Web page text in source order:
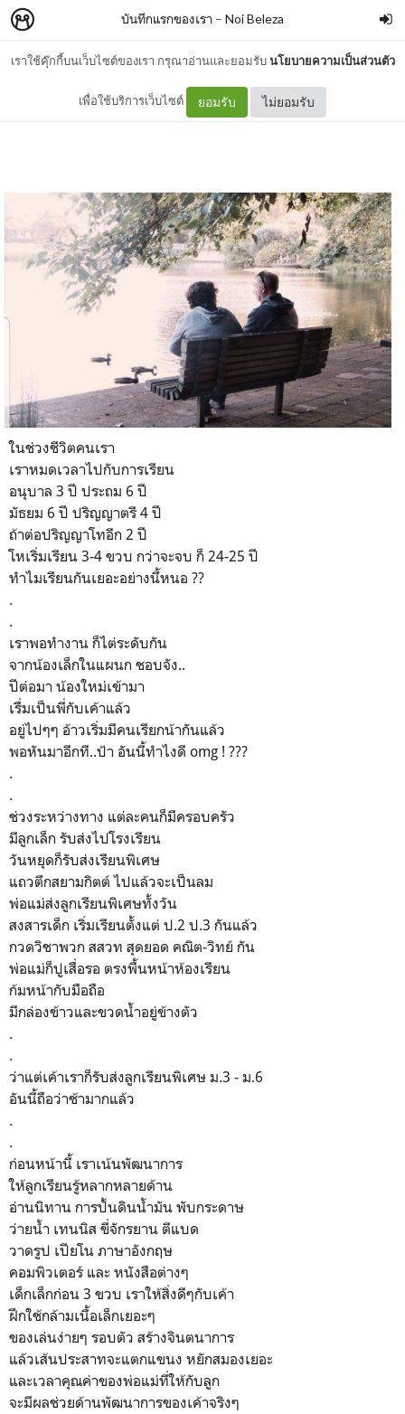
เราใช้คุ๊กกี้บนเว็บไซต์ของเรา กรุณาอ่านและยอมรับนโยบายความเป็นส่วนตัว
เพื่อใช้บริการเว็บไซต์ ยอมรับ ไม่ยอมรับ
บันทึกแรกของเรา – Noi Beleza
เวลาหายไป..เร็วจัง
ในช่วงชีวิตคนเรา
เราหมดเวลาไปกับการเรียน
อนุบาล 3 ปี ประถม 6 ปี
มัธยม 6 ปี ปริญญาตรี 4 ปี
ถ้าต่อปริญญาโทอีก 2 ปี
โหเริ่มเรียน 3-4 ขวบ กว่าจะจบ ก็ 24-25 ปี
ทำไมเรียนกันเยอะอย่างนึ้หนอ ??
.
.
เราพอทำงาน ก็ไต่ระดับกัน
จากน้องเล็กในแผนก ชอบจัง..
ปีต่อมา น้องใหม่เข้ามา
เรื่มเป็นพี่กับเค้าแล้ว
อยู่ไปๆๆ อ้าวเริ่มมีคนเรียกน้ากันแล้ว
พอหันมาอีกที..ป้า อันนี้ทำไงดี omg ! ???
.
.
ช่วงระหว่างทาง แต่ละคนก็มีครอบครัว
มีลูกเล็ก รับส่งไปโรงเรียน
วันหยุดก็รับส่งเรียนพิเศษ
แถวตึกสยามกิตต์ ไปแล้วจะเป็นลม
พ่อแม่ส่งลูกเรียนพิเศษทั้งวัน
สงสารเด็ก เริ่มเรียนตั้งแต่ ป.2 ป.3 กันแล้ว
กวดวิชาพวก สสวท สุดยอด คณิต-วิทย์ กัน
พ่อแม่ก็ปูเสื่อรอ ตรงพื้นหน้าห้องเรียน
ก้มหน้ากับมือถือ
มีกล่องข้าวและขวดน้ำอยู่ข้างตัว
.
.
ว่าแต่เค้าเราก็รับส่งลูกเรียนพิเศษ ม.3 - ม.6
อันนี้ถือว่าช้ามากแล้ว
.
.
ก่อนหน้านี้ เราเน้นพัฒนาการ
ให้ลูกเรียนรู้หลากหลายด้าน
อ่านนิทาน การปั้นดินน้ำมัน พับกระดาษ
ว่ายน้ำ เทนนิส ขี่จักรยาน ตีแบด
วาดรูป เปียโน ภาษาอังกฤษ
คอมพิวเตอร์ และ หนังสือต่างๆ
เด็กเล็กก่อน 3 ขวบ เราให้สิ่งดีๆกับเค้า
ฝึกใช้กล้ามเนื้อเล็กเยอะๆ
ของเล่นง่ายๆ รอบตัว สร้างจินตนาการ
แล้วเส้นประสาทจะแตกแขนง หยักสมองเยอะ
และเวลาคุณค่าของพ่อแม่ที่ให้กับลูก
จะมีผลช่วยด้านพัฒนาการของเค้าจริงๆ